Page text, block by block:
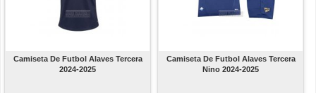
Camiseta De Futbol Alaves Tercera
2024-2025
Camiseta De Futbol Alaves Tercera
Nino 2024-2025